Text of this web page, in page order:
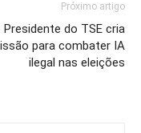
Próximo artigo
Presidente do TSE cria
para combater IA
ilegal nas eleições